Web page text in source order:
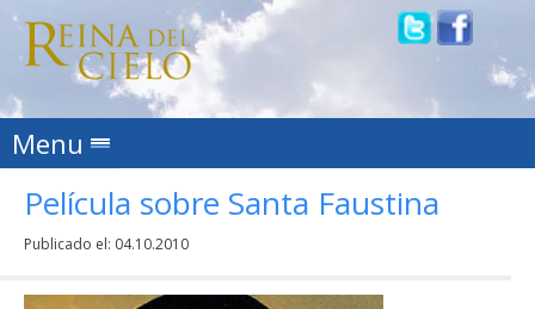
Menu Skip to content
Película sobre Santa Faustina
Publicado el: 04.10.2010